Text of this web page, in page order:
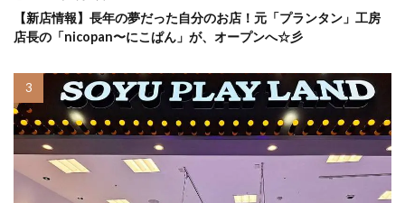
【新店情報】長年の夢だった自分のお店！元「プランタン」工房
店長の「nicopan〜にこぱん」が、オープンへ☆彡